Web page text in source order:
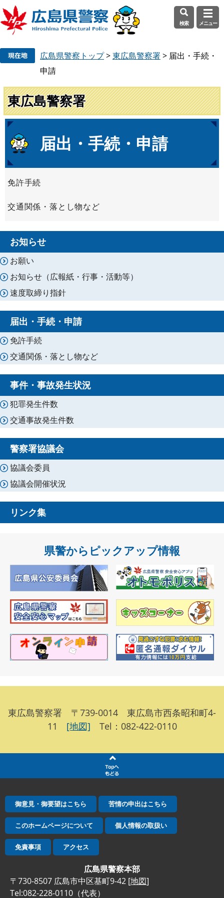
先
頭
で
す
を
飛
ば
し
文
検索 メニュー
広島県警察トップ>東広島警察署> 届出・手続・
申請
東広島警察署
文
届出・手続・申請
免許手続
交通関係・落とし物など
お知らせ
お願い
お知らせ（広報紙・行事・活動等）
速度取締り指針
届出・手続・申請
免許手続
交通関係・落とし物など
事件・事故発生状況
犯罪発生件数
交通事故発生件数
警察署協議会
協議会委員
協議会開催状況
リンク集
県警からピックアップ情報
東広島警察署 〒739-0014 東広島市西条昭和町4-
11 [地図] Tel：082-422-0110
御意見・御要望はこちら 苦情の申出はこちら
このホームページについて 個人情報の取扱い
免責事項 アクセス
広島県警察本部
〒730-8507 広島市中区基町9-42 [地図]
Tel:082-228-0110（代表）